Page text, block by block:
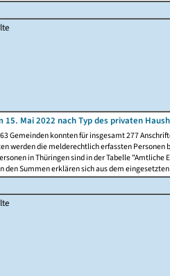
15. Mai 2022 nach Typ des privaten
Gemeinden konnten für insgesamt 277
werden die melderechtlich erfassten
in Thüringen sind in der Tabelle
den Summen erklären sich aus dem